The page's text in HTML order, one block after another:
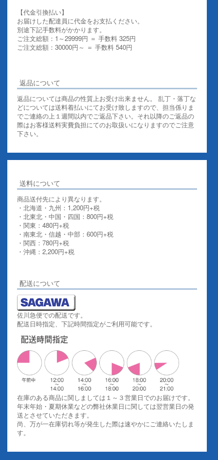
【代金引換払い】
お届けした配達員に代金をお支払ください。
別途下記手数料がかかります。
ご注文総額：1～29999円 ＝ 手数料 325円
ご注文総額：30000円～ ＝ 手数料 540円
返品について
返品については商品の性質上お受け出来ません。 乱丁・落丁な
どについては送料着払いにてお受け致しますので、担当係りま
でご連絡の上１週間以内でご返品下さい。それ以降のご返品の
際はお客様送料実費負担にてのお取扱いになりますのでご注意
下さい。
送料について
商品送付先により異なります。
・北海道・九州：1,200円+税
・北東北・中国・四国：800円+税
・関東：480円+税
・南東北・信越・中部：600円+税
・関西：780円+税
・沖縄：2,200円+税
配送について
佐川急便での配送です。
配送日時指定、下記時間指定がご利用可能です。
在庫のある商品に関しましては１～３営業日でのお届けです。
年末年始・夏期休業などの弊社休業日に関しては翌営業日の発
送とさせていただきます。
尚、万が一在庫切れ等が発生した際は速やかにご連絡いたしま
す。